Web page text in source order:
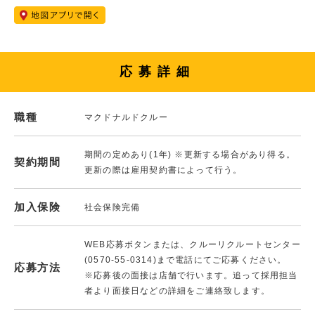
応募詳細
職種 マクドナルドクルー
契約期間
期間の定めあり(1年) ※更新する場合があり得る。
更新の際は雇用契約書によって行う。
加入保険 社会保険完備
応募方法
WEB応募ボタンまたは、クルーリクルートセンター
(0570-55-0314)まで電話にてご応募ください。
※応募後の面接は店舗で行います。追って採用担当
者より面接日などの詳細をご連絡致します。